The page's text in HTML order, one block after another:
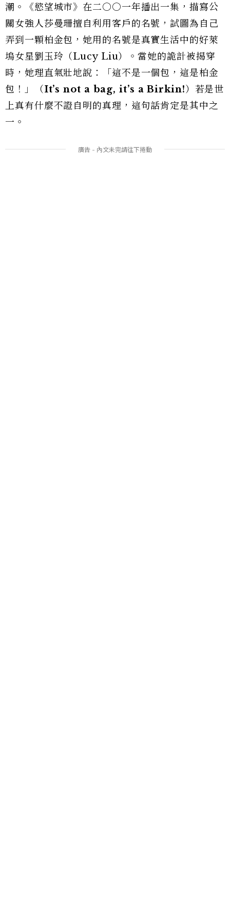
潮。《慾望城市》在二○○一年播出一集，描寫公
關女強人莎曼珊擅自利用客戶的名號，試圖為自己
弄到一顆柏金包，她用的名號是真實生活中的好萊
塢女星劉玉玲（Lucy Liu）。當她的詭計被揭穿
時，她理直氣壯地說：「這不是一個包，這是柏金
包！」（It’s not a bag, it’s a Birkin!）若是世
上真有什麼不證自明的真理，這句話肯定是其中之
一。